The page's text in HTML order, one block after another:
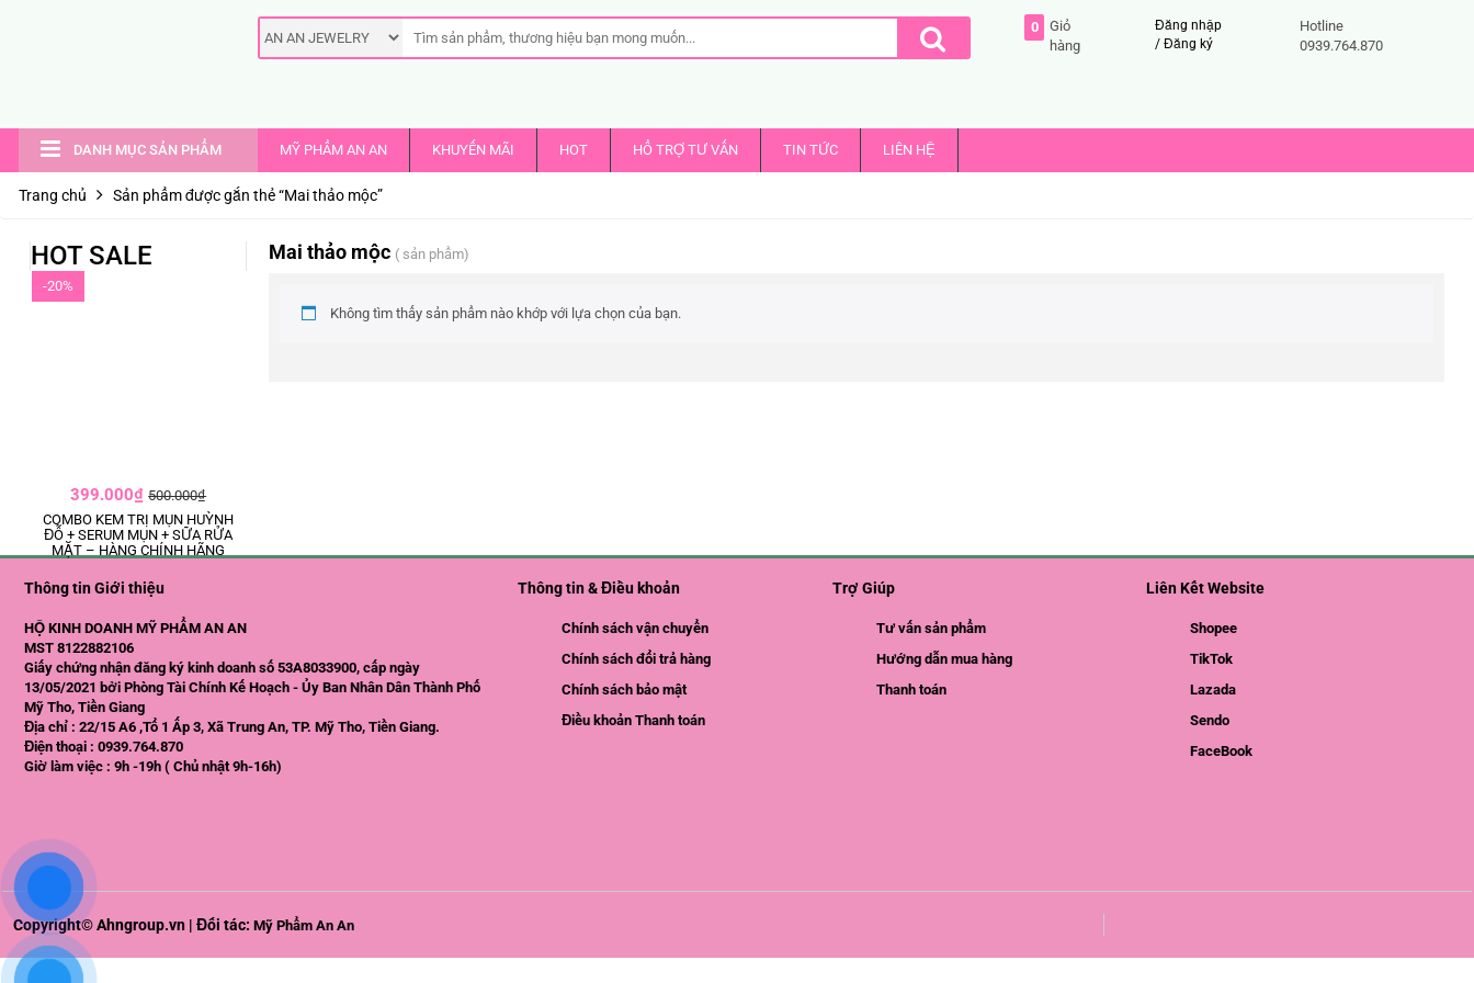
0
Giỏ
hàng
Đăng nhập
/Đăng ký
Hotline
0939.764.870
DANH MỤC SẢN PHẨM MỸ PHẨM AN AN KHUYẾN MÃI HOT HỔ TRỢ TƯ VẤN TIN TỨC LIÊN HỆ
Trang chủ Sản phẩm được gắn thẻ “Mai thảo mộc”
HOT SALE
-20%
399.000₫500.000₫
COMBO KEM TRỊ MỤN HUỲNH
ĐỖ + SERUM MỤN + SỮA RỬA
MẶT – HÀNG CHÍNH HÃNG
Mai thảo mộc ( sản phẩm)
Không tìm thấy sản phẩm nào khớp với lựa chọn của bạn.
Thông tin Giới thiệu
HỘ KINH DOANH MỸ PHẨM AN AN
MST 8122882106
Giấy chứng nhận đăng ký kinh doanh số 53A8033900, cấp ngày
13/05/2021 bởi Phòng Tài Chính Kế Hoạch - Ủy Ban Nhân Dân Thành Phố
Mỹ Tho, Tiền Giang
Địa chỉ : 22/15 A6 ,Tổ 1 Ấp 3, Xã Trung An, TP. Mỹ Tho, Tiền Giang.
Điện thoại : 0939.764.870
Giờ làm việc : 9h -19h ( Chủ nhật 9h-16h)
Thông tin & Điều khoản
Chính sách vận chuyển
Chính sách đổi trả hàng
Chính sách bảo mật
Điều khoản Thanh toán
Trợ Giúp
Tư vấn sản phẩm
Hướng dẫn mua hàng
Thanh toán
Liên Kết Website
Shopee
TikTok
Lazada
Sendo
FaceBook
Copyright© Ahngroup.vn | Đối tác: Mỹ Phẩm An An